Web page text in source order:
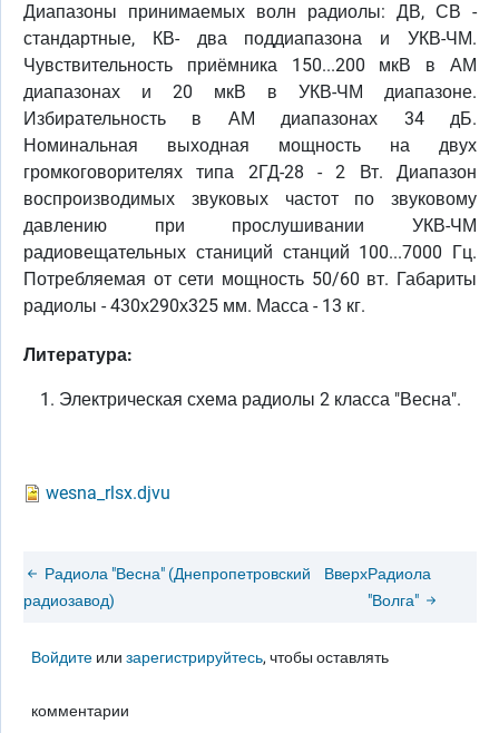
Диапазоны принимаемых волн радиолы: ДВ, СВ -
стандартные, КВ- два поддиапазона и УКВ-ЧМ.
Чувствительность приёмника 150...200 мкВ в АМ
диапазонах и 20 мкВ в УКВ-ЧМ диапазоне.
Избирательность в АМ диапазонах 34 дБ.
Номинальная выходная мощность на двух
громкоговорителях типа 2ГД-28 - 2 Вт. Диапазон
воспроизводимых звуковых частот по звуковому
давлению при прослушивании УКВ-ЧМ
радиовещательных станиций станций 100...7000 Гц.
Потребляемая от сети мощность 50/60 вт. Габариты
радиолы - 430х290х325 мм. Масса - 13 кг.
Литература:
Электрическая схема радиолы 2 класса "Весна".
wesna_rlsx.djvu
Радиола "Весна" (Днепропетровский
радиозавод)
ВверхРадиола
"Волга"
Войдите илизарегистрируйтесь, чтобы оставлять
комментарии